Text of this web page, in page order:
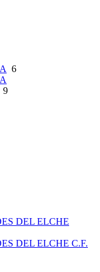
6
9
DEL ELCHE
DEL ELCHE C.F.